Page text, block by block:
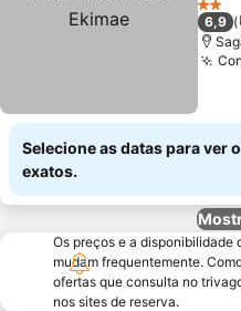
2
6,9
Selecione as datas para ver
exatos.
Os preços e a disponibilidade
mudam frequentemente.
ofertas que consulta no
nos sites de reserva.